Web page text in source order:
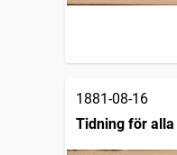
1881-08-16
Tidning för alla